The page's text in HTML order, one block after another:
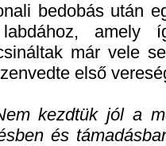
bedobás után
amely
már vele
első
kezdtük jól a
és